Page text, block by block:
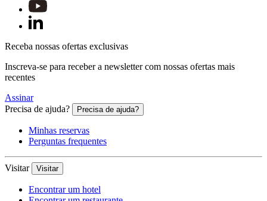
Receba nossas ofertas exclusivas
Inscreva-se para receber a newsletter com nossas ofertas mais
recentes
Assinar
Precisa de ajuda?
Precisa de ajuda?
Minhas reservas
Perguntas frequentes
Visitar Visitar
Encontrar um hotel